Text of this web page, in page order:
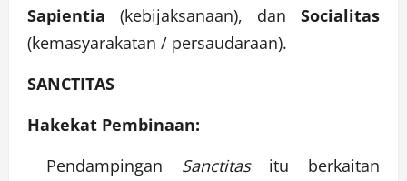
Sapientia (kebijaksanaan), dan Socialitas
(kemasyarakatan / persaudaraan).
SANCTITAS
Hakekat Pembinaan:
Pendampingan Sanctitasitu berkaitan